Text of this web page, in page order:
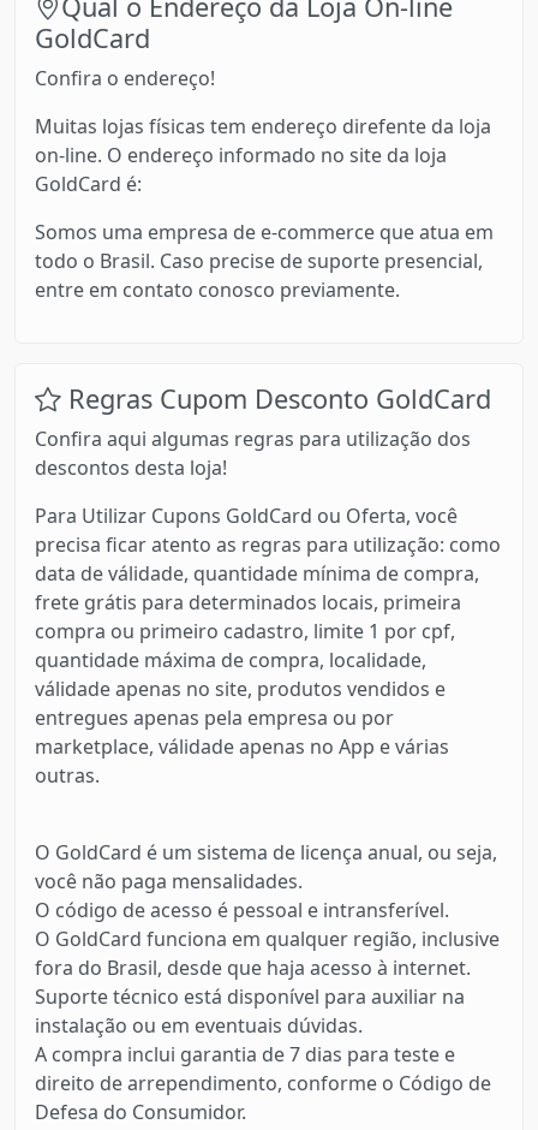
Qual o Endereço da Loja On-line
GoldCard
Confira o endereço!
Muitas lojas físicas tem endereço direfente da loja
on-line. O endereço informado no site da loja
GoldCard é:
Somos uma empresa de e-commerce que atua em
todo o Brasil. Caso precise de suporte presencial,
entre em contato conosco previamente.
Regras Cupom Desconto GoldCard
Confira aqui algumas regras para utilização dos
descontos desta loja!
Para Utilizar Cupons GoldCard ou Oferta, você
precisa ficar atento as regras para utilização: como
data de válidade, quantidade mínima de compra,
frete grátis para determinados locais, primeira
compra ou primeiro cadastro, limite 1 por cpf,
quantidade máxima de compra, localidade,
válidade apenas no site, produtos vendidos e
entregues apenas pela empresa ou por
marketplace, válidade apenas no App e várias
outras.
O GoldCard é um sistema de licença anual, ou seja,
você não paga mensalidades.
O código de acesso é pessoal e intransferível.
O GoldCard funciona em qualquer região, inclusive
fora do Brasil, desde que haja acesso à internet.
Suporte técnico está disponível para auxiliar na
instalação ou em eventuais dúvidas.
A compra inclui garantia de 7 dias para teste e
direito de arrependimento, conforme o Código de
Defesa do Consumidor.